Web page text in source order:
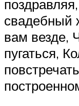
свадебный
вам везде,
пугаться,